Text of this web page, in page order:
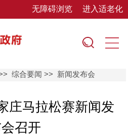
无障碍浏览 进入适老化
综合要闻 >> 新闻发布会
庄马拉松赛新闻发
召开